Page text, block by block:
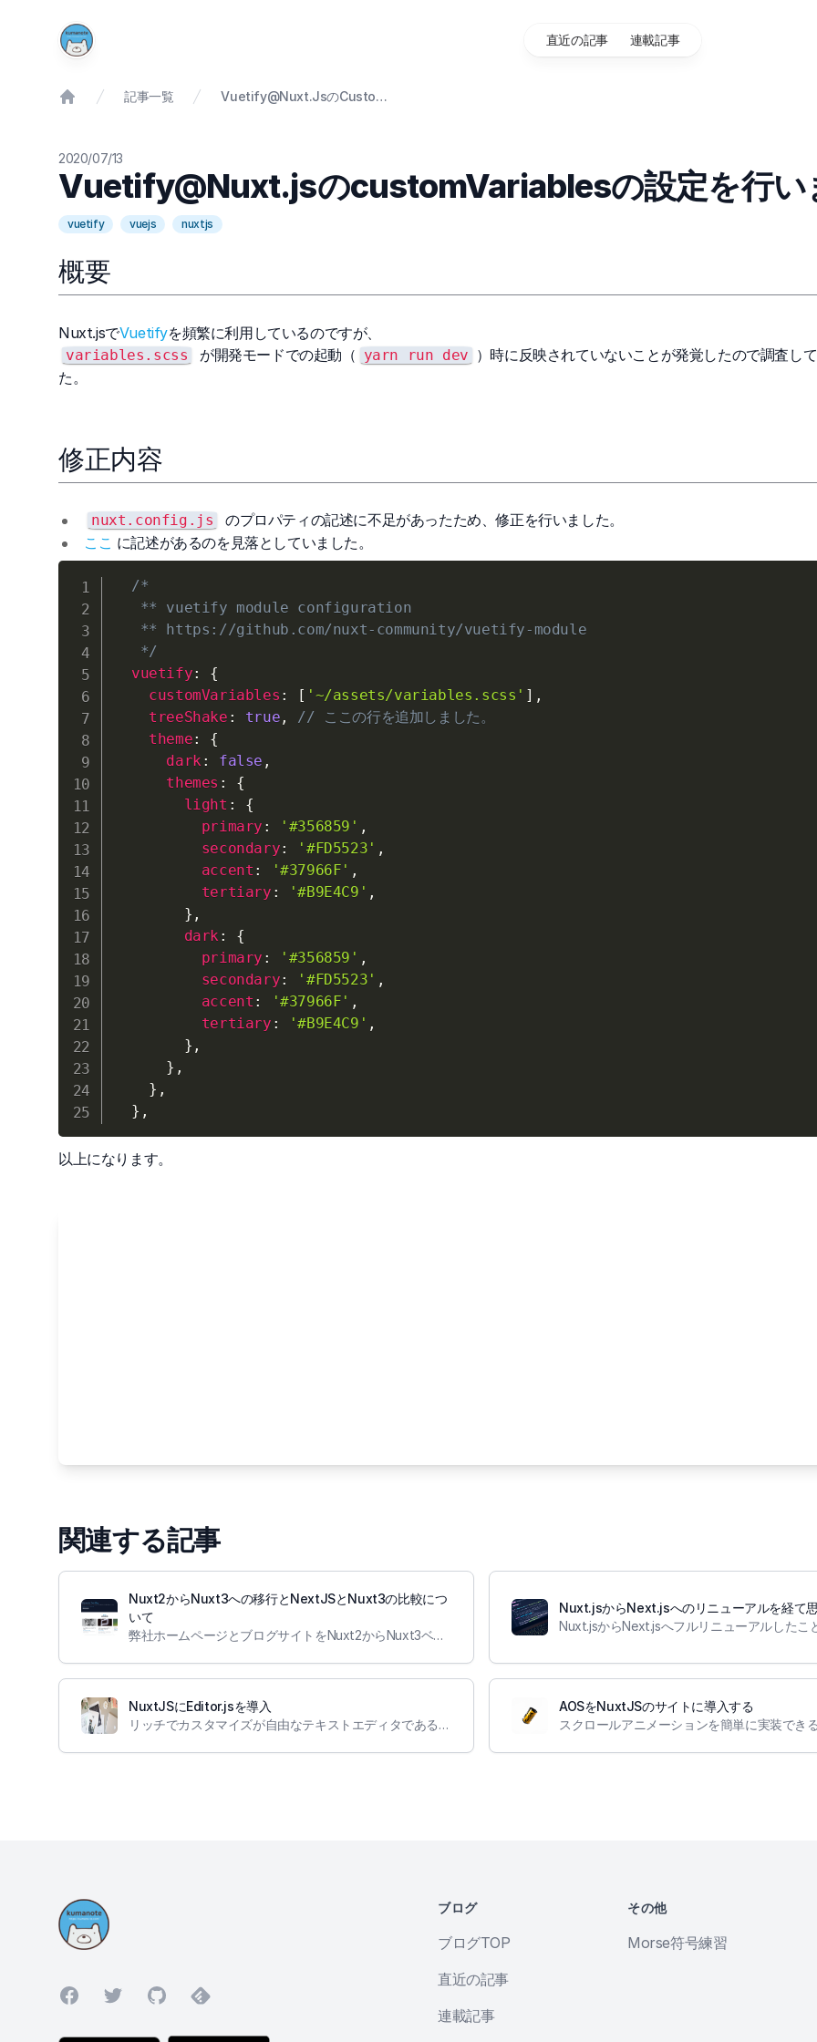
直近の記事 連載記事
記事一覧 Vuetify@Nuxt.jsのcustomVariablesの設定を行いました
2020/07/13
Vuetify@Nuxt.jsのcustomVariablesの設定を行い
vuetify vuejs nuxtjs
概要
Nuxt.jsでVuetifyを頻繁に利用しているのですが、
variables.scss が開発モードでの起動（ yarn run dev ）時に反映されていないことが発覚したので調査し
た。
修正内容
nuxt.config.js
のプロパティの記述に不足があったため、修正を行いました。
ここ に記述があるのを見落としていました。
/*
   ** vuetify module configuration
   ** https://github.com/nuxt-community/vuetify-module
   */
vuetify:
{
customVariables : [ '~/assets/variables.scss' ] ,
treeShake : true ,
// ここの行を追加しました。
theme:
{
dark : false ,
themes :
{
light :
{
primary : '#356859' ,
secondary: '#FD5523' ,
accent : '#37966F' ,
tertiary : '#B9E4C9' ,
} ,
dark :
{
primary : '#356859' ,
secondary: '#FD5523' ,
accent : '#37966F' ,
tertiary : '#B9E4C9' ,
} ,
} ,
} ,
} ,
以上になります。
関連する記事
Nuxt2からNuxt3への移行とNextJSとNuxt3の比較につ
いて
弊社ホームページとブログサイトをNuxt2からNuxt3ベースに移行しました。
Nuxt.jsからNext.jsへのリニューアルを経て
NuxtJSにEditor.jsを導入
リッチでカスタマイズが自由なテキストエディタであるEditor.jsをNuxtJSのサイトに導入しました。
AOSをNuxtJSのサイトに導入する
FacebookTwitterGitHubFeedly
ブログ
ブログTOP
直近の記事
連載記事
その他
Morse符号練習